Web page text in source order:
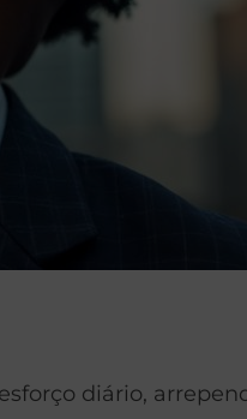
diário,